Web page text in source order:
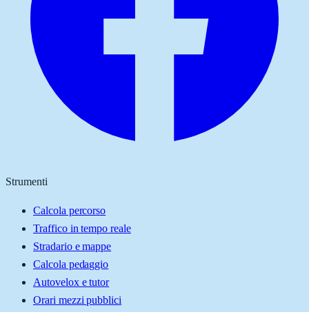
Strumenti
Calcola percorso
Traffico in tempo reale
Stradario e mappe
Calcola pedaggio
Autovelox e tutor
Orari mezzi pubblici